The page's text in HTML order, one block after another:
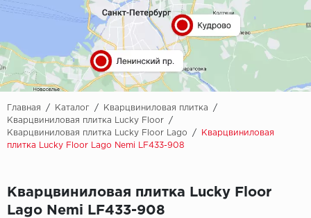
Adelar
Alfa
AllureFloor
Aquamax
Berry Alloc
Ламинат
Ковролин
Линолеум
Паркет
Паркетная доска
Подложка
Главная / Каталог / Кварцвиниловая плитка
/
Кварцвиниловая плитка Lucky Floor
/
Кварцвиниловая плитка Lucky Floor Lago
/
Кварцвиниловая
плитка Lucky Floor Lago Nemi LF433-908
Кварцвиниловая плитка Lucky Floor
Lago Nemi LF433-908